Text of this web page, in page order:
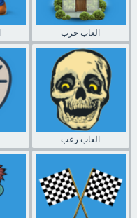
العاب حرب
العاب رعب